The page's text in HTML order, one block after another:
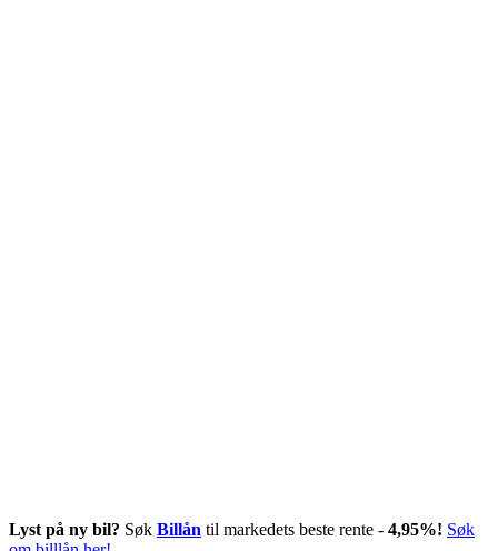
Lyst på ny bil? Søk Billån til markedets beste rente - 4,95%! Søk